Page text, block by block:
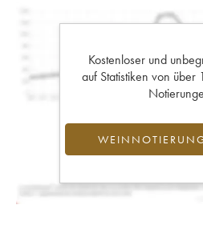
Kostenloser und
auf Statistiken von